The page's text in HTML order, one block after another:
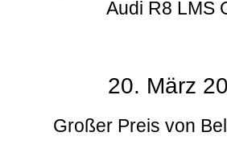
Audi R8 LMS
20. März
Großer Preis von